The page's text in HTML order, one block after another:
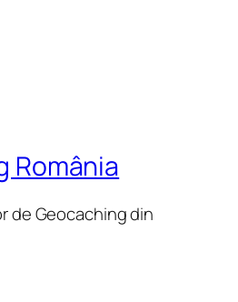
România
de Geocaching din